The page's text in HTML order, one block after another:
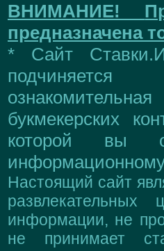
ВНИМАНИЕ!
предназначена
* Сайт
букмекерских
которой вы
информационному
Настоящий сайт
информации, не
не принимает